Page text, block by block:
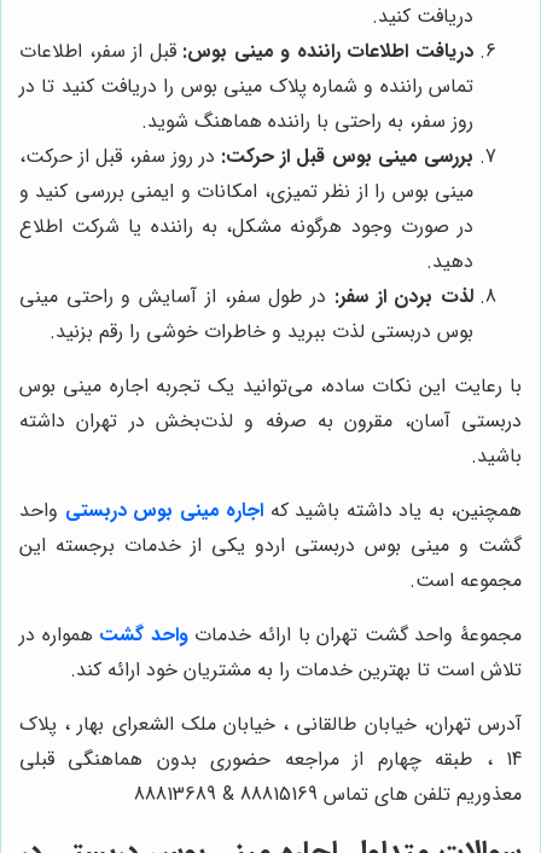
دریافت کنید.
دریافت اطلاعات راننده و مینی بوس: قبل از سفر، اطلاعات
تماس راننده و شماره پلاک مینی بوس را دریافت کنید تا در
روز سفر، به راحتی با راننده هماهنگ شوید.
بررسی مینی بوس قبل از حرکت: در روز سفر، قبل از حرکت،
مینی بوس را از نظر تمیزی، امکانات و ایمنی بررسی کنید و
در صورت وجود هرگونه مشکل، به راننده یا شرکت اطلاع
دهید.
لذت بردن از سفر: در طول سفر، از آسایش و راحتی مینی
بوس دربستی لذت ببرید و خاطرات خوشی را رقم بزنید.
با رعایت این نکات ساده، می‌توانید یک تجربه اجاره مینی بوس
دربستی آسان، مقرون به صرفه و لذت‌بخش در تهران داشته
باشید.
همچنین، به یاد داشته باشید که اجاره مینی بوس دربستی واحد
گشت و مینی بوس دربستی اردو یکی از خدمات برجسته این
مجموعه است.
مجموعۀ واحد گشت تهران با ارائه خدماتواحد گشت همواره در
تلاش است تا بهترین خدمات را به مشتریان خود ارائه کند.
آدرس تهران، خیابان طالقانی ، خیابان ملک الشعرای بهار ، پلاک
14 ، طبقه چهارم از مراجعه حضوری بدون هماهنگی قبلی
معذوریم تلفن های تماس 88815169 & 88813689